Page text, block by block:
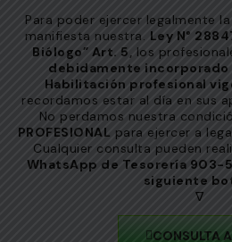
Para poder ejercer legalmente
manifiesta nuestra. Ley N°
Biólogo” Art. 5, los
debidamente incorporado
Habilitación profesional
recordamos estar al día en sus
No perdamos nuestra
PROFESIONAL para ejercer a
Cualquier consulta pueden
WhatsApp de Tesorería 903-
siguiente
∇
CONSULTA